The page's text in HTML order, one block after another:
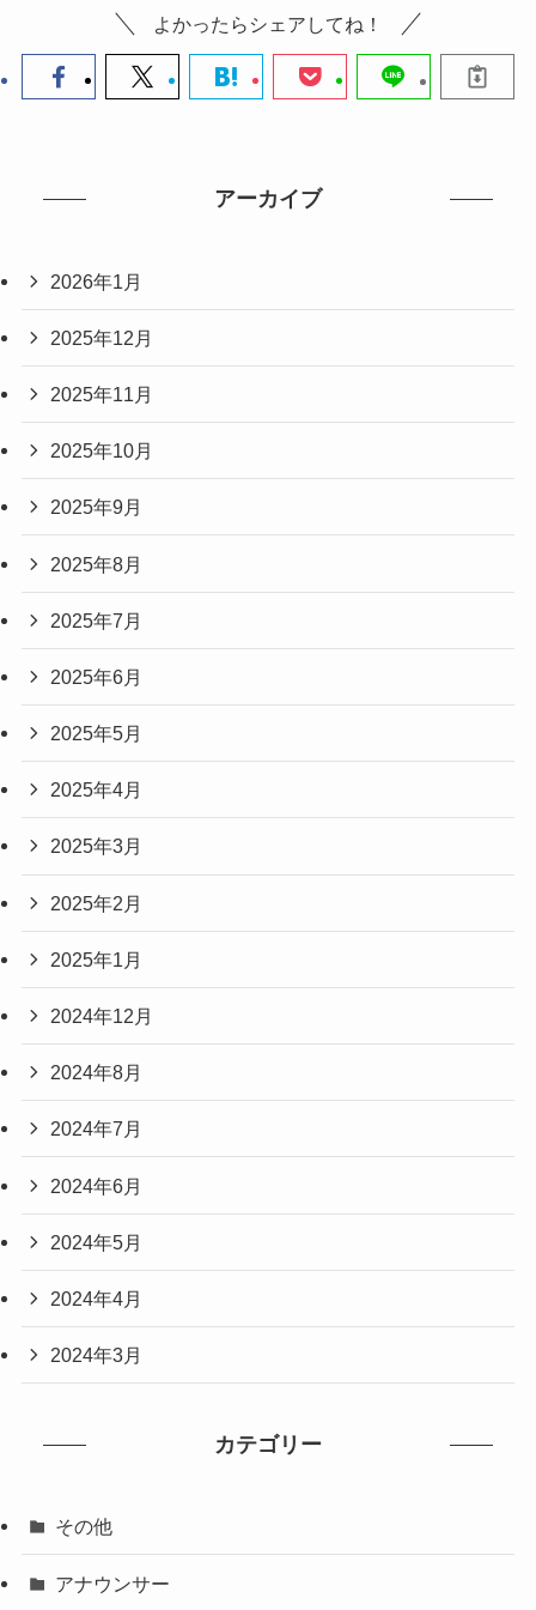
よかったらシェアしてね！
アーカイブ
2026年1月
2025年12月
2025年11月
2025年10月
2025年9月
2025年8月
2025年7月
2025年6月
2025年5月
2025年4月
2025年3月
2025年2月
2025年1月
2024年12月
2024年8月
2024年7月
2024年6月
2024年5月
2024年4月
2024年3月
カテゴリー
その他
アナウンサー